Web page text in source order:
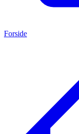
Forside